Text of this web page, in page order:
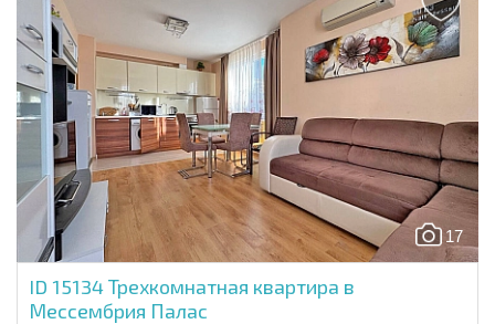
17
ID 15134Трехкомнатная квартира в
Мессембрия Палас